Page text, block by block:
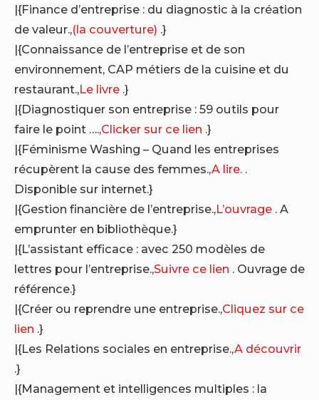
|{Finance d’entreprise : du diagnostic à la création
de valeur.,(la couverture) .}
|{Connaissance de l’entreprise et de son
environnement, CAP métiers de la cuisine et du
restaurant.,Le livre .}
|{Diagnostiquer son entreprise : 59 outils pour
faire le point ….,Clicker sur ce lien .}
|{Féminisme Washing – Quand les entreprises
récupèrent la cause des femmes.,A lire. .
Disponible sur internet.}
|{Gestion financière de l’entreprise.,L’ouvrage . A
emprunter en bibliothèque.}
|{L’assistant efficace : avec 250 modèles de
lettres pour l’entreprise.,Suivre ce lien . Ouvrage de
référence.}
|{Créer ou reprendre une entreprise.,Cliquez sur ce
lien .}
|{Les Relations sociales en entreprise.,A découvrir
.}
|{Management et intelligences multiples : la